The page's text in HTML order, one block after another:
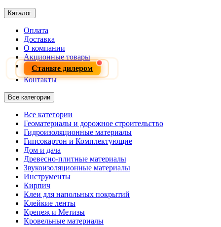
Каталог
Оплата
Доставка
О компании
Акционные товары
Станьте дилером
Контакты
Все категории
Все категории
Геоматериалы и дорожное строительство
Гидроизоляционные материалы
Гипсокартон и Комплектующие
Дом и дача
Древесно-плитные материалы
Звукоизоляционные материалы
Инструменты
Кирпич
Клеи для напольных покрытий
Клейкие ленты
Крепеж и Метизы
Кровельные материалы